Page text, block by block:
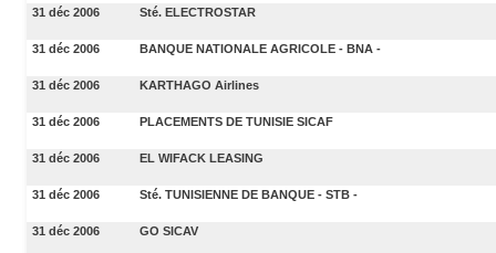
31 déc 2006 Sté. ELECTROSTAR
31 déc 2006 BANQUE NATIONALE AGRICOLE - BNA -
31 déc 2006 KARTHAGO Airlines
31 déc 2006 PLACEMENTS DE TUNISIE SICAF
31 déc 2006 EL WIFACK LEASING
31 déc 2006 Sté. TUNISIENNE DE BANQUE - STB -
31 déc 2006 GO SICAV